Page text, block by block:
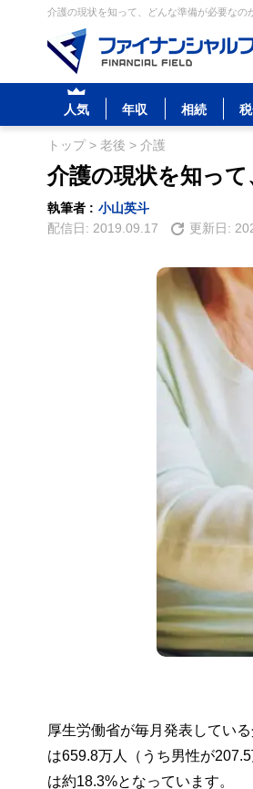
介護の現状を知って、どんな準備が必要なの
人気 年収 相続
トップ> 老後 > 介護
介護の現状を知っ
執筆者 : 小山英斗
配信日: 2019.09.17 更新日:
厚生労働省が毎月発表してい
は659.8万人（うち男性が
は約18.3%となっています。